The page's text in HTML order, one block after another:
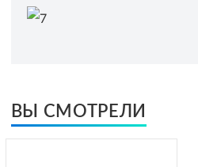
ВЫ СМОТРЕЛИ